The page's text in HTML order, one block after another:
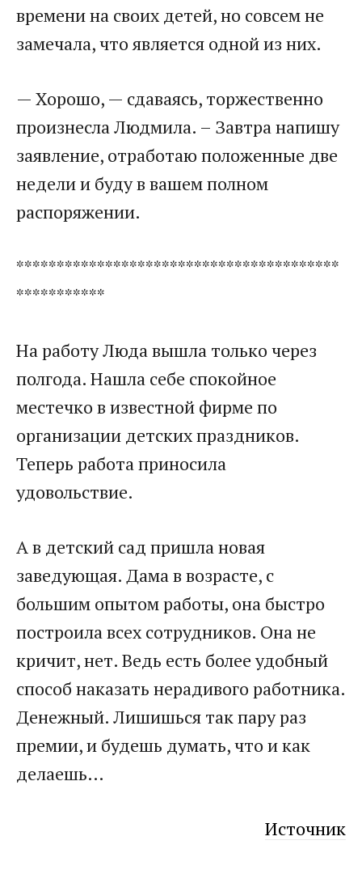
времени на своих детей, но совсем не
замечала, что является одной из них.
— Хорошо, — сдаваясь, торжественно
произнесла Людмила. – Завтра напишу
заявление, отработаю положенные две
недели и буду в вашем полном
распоряжении.
****************************************
***********
На работу Люда вышла только через
полгода. Нашла себе спокойное
местечко в известной фирме по
организации детских праздников.
Теперь работа приносила
удовольствие.
А в детский сад пришла новая
заведующая. Дама в возрасте, с
большим опытом работы, она быстро
построила всех сотрудников. Она не
кричит, нет. Ведь есть более удобный
способ наказать нерадивого работника.
Денежный. Лишишься так пару раз
премии, и будешь думать, что и как
делаешь…
Источник